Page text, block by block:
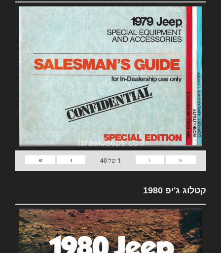
«
‹
1 של40
›
»
קטלוג ג'יפ 1980